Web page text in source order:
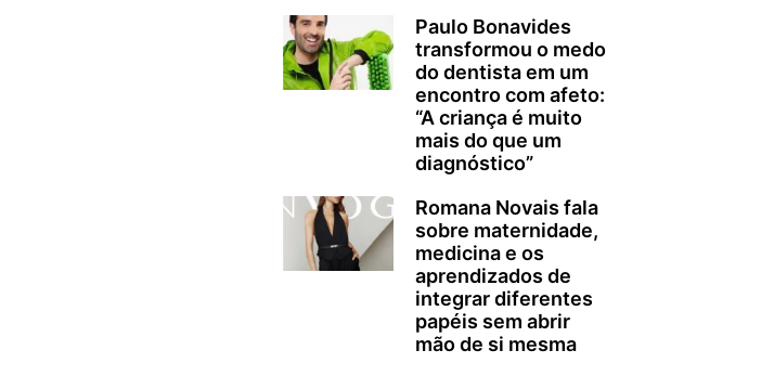
Paulo Bonavides
transformou o medo
do dentista em um
encontro com afeto:
“A criança é muito
mais do que um
diagnóstico”
Romana Novais fala
sobre maternidade,
medicina e os
aprendizados de
integrar diferentes
papéis sem abrir
mão de si mesma